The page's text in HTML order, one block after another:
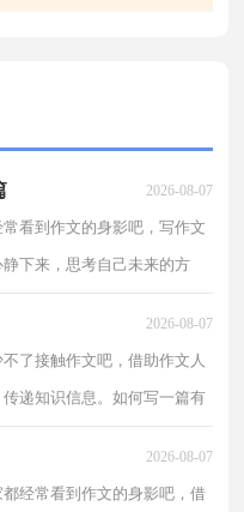
2026-08-07
看到作文的身影吧，写作文
下来，思考自己未来的方
2026-08-07
了接触作文吧，借助作文人
递知识信息。如何写一篇有
2026-08-07
经常看到作文的身影吧，借